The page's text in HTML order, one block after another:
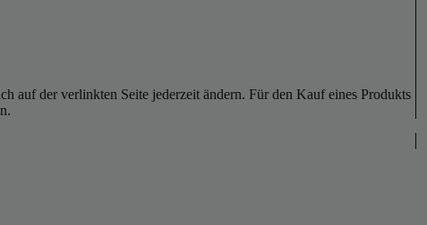
auf der verlinkten Seite jederzeit ändern. Für den Kauf eines Produkts